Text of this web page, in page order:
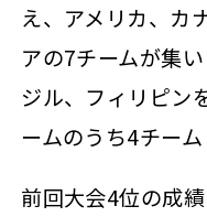
え、アメリカ、カ
アの7チームが集
ジル、フィリピン
ームのうち4チーム
前回大会4位の成